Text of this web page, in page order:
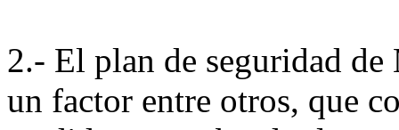
2.- El plan de seguridad
un factor entre otros, que